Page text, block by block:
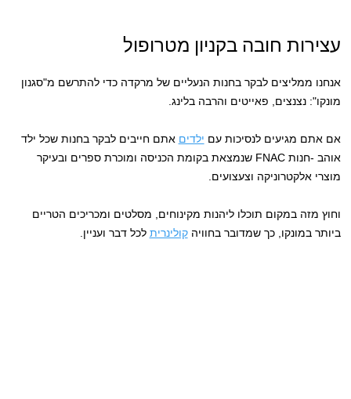
עצירות חובה בקניון מטרופול
אנחנו ממליצים לבקר בחנות הנעליים של מרקדה כדי להתרשם מ"סגנון
מונקו": נצנצים, פאייטים והרבה בלינג.
אם אתם מגיעים לנסיכות עם ילדים אתם חייבים לבקר בחנות שכל ילד
אוהב -חנות FNAC שנמצאת בקומת הכניסה ומוכרת ספרים ובעיקר
מוצרי אלקטרוניקה וצעצועים.
וחוץ מזה במקום תוכלו ליהנות מקינוחים, מסלטים ומכריכים הטריים
ביותר במונקו, כך שמדובר בחוויהקולינרית לכל דבר ועניין.